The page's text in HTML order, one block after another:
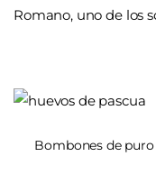
Romano, uno de los
Bombones de